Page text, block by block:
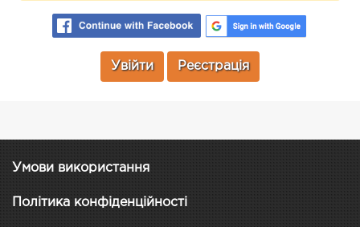
Увійти Реєстрація
Умови використання
Політика конфіденційності